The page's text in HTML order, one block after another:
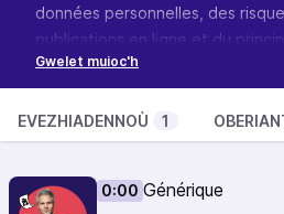
données personnelles, des
publications en ligne et du
données.
Un échange sur les limites entre
privée et droit à l’information.
Liens :
Exception journalistique : le
EVEZHIADENNOÙ 1
0:00 Générique